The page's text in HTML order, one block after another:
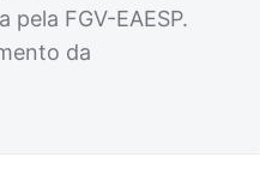
FGV-EAESP.
da